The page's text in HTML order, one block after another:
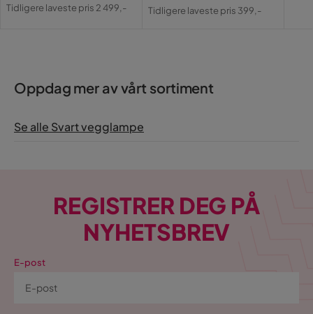
Tidligere laveste pris 2 499,-
Pris
Original
Tidligere laveste pris 399,-
Oppdag mer av vårt sortiment
Se alle Svart vegglampe
REGISTRER DEG PÅ
NYHETSBREV
E-post